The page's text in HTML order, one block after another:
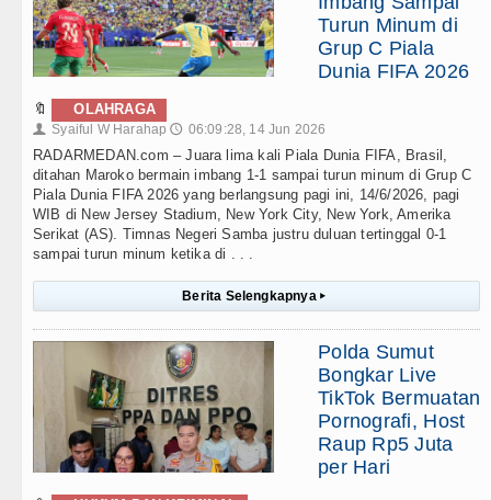
Turun Minum di
Grup C Piala
Dunia FIFA 2026
🔖 OLAHRAGA
👤 Syaiful W Harahap 🕔 06:09:28, 14 Jun 2026
RADARMEDAN.com – Juara lima kali Piala Dunia FIFA, Brasil,
ditahan Maroko bermain imbang 1-1 sampai turun minum di Grup C
Piala Dunia FIFA 2026 yang berlangsung pagi ini, 14/6/2026, pagi
WIB di New Jersey Stadium, New York City, New York, Amerika
Serikat (AS). Timnas Negeri Samba justru duluan tertinggal 0-1
sampai turun minum ketika di . . .
Berita Selengkapnya ▸
Polda Sumut
Bongkar Live
TikTok Bermuatan
Pornografi, Host
Raup Rp5 Juta
per Hari